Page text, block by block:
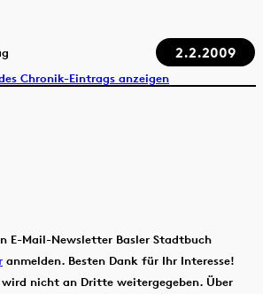
2.2.2009
Chronik-Eintrags anzeigen
E-Mail-Newsletter Basler Stadtbuch
anmelden. Besten Dank für Ihr Interesse!
wird nicht an Dritte weitergegeben. Über